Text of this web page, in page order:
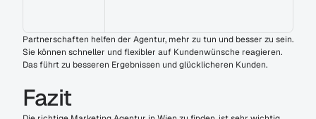
Partnerschaften helfen der Agentur, mehr zu tun und besser zu sein.
Sie können schneller und flexibler auf Kundenwünsche reagieren.
Das führt zu besseren Ergebnissen und glücklicheren Kunden.
Fazit